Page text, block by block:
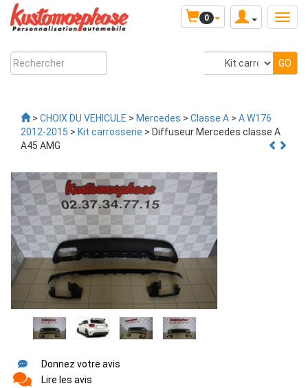
0
> CHOIX DU VEHICULE > Mercedes > Classe A > A W176
2012-2015 > Kit carrosserie > Diffuseur Mercedes classe A
A45 AMG
Donnez votre avis
Lire les avis